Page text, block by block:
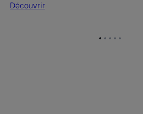
Découvrir
Aller
Aller
AllerAllerAller